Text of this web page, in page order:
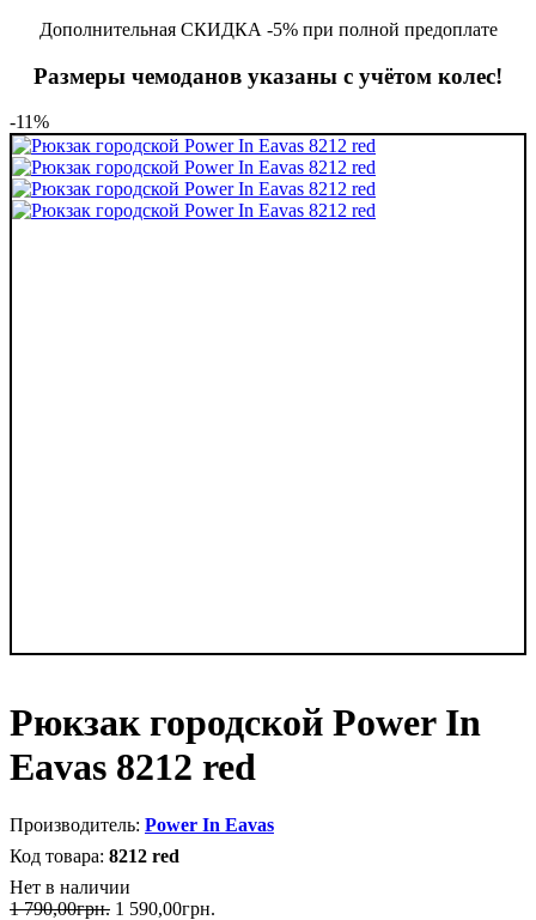
Дополнительная СКИДКА -5% при полной предоплате
Размеры чемоданов указаны с учётом колес!
-11%
Рюкзак городской Power In
Eavas 8212 red
Power In Eavas
8212 red
Нет в наличии
1 790,00грн. 1 590,00грн.